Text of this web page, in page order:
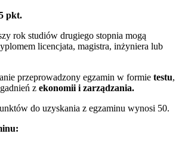
pkt.
rok studiów drugiego stopnia mogą
licencjata, magistra, inżyniera lub
przeprowadzony egzamin w formie testu,
z ekonomii i zarządzania.
do uzyskania z egzaminu wynosi 50.